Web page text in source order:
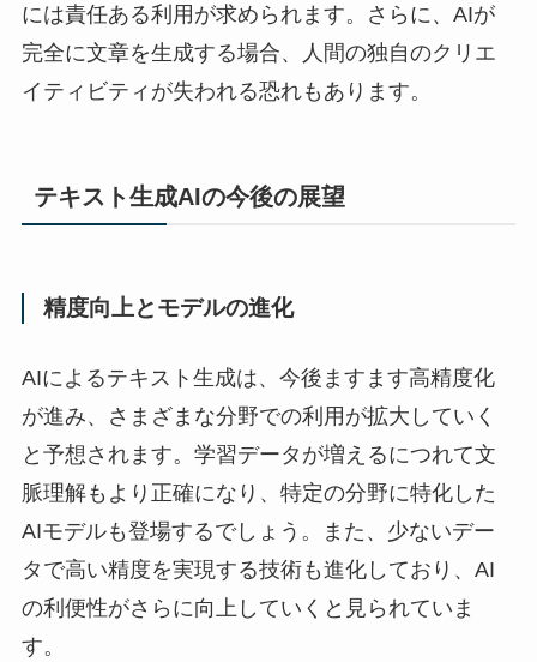
には責任ある利用が求められます。さらに、AIが
完全に文章を生成する場合、人間の独自のクリエ
イティビティが失われる恐れもあります。
テキスト生成AIの今後の展望
精度向上とモデルの進化
AIによるテキスト生成は、今後ますます高精度化
が進み、さまざまな分野での利用が拡大していく
と予想されます。学習データが増えるにつれて文
脈理解もより正確になり、特定の分野に特化した
AIモデルも登場するでしょう。また、少ないデー
タで高い精度を実現する技術も進化しており、AI
の利便性がさらに向上していくと見られていま
す。